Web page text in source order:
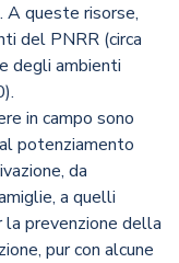
A queste risorse,
del PNRR (circa
degli ambienti
in campo sono
potenziamento
da
a quelli
prevenzione della
pur con alcune